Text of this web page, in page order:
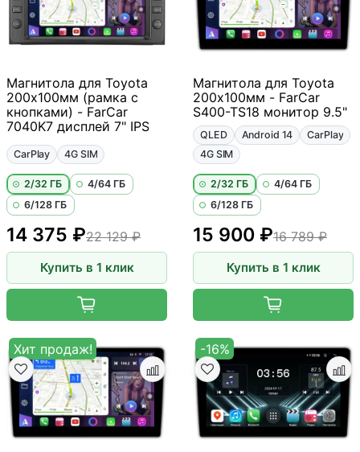
Магнитола для Toyota
200х100мм (рамка с
кнопками) - FarCar
7040K7 дисплей 7" IPS
CarPlay 4G SIM
2/32 ГБ
4/64 ГБ
6/128 ГБ
14 375 ₽22 129 ₽
Купить в 1 клик
Магнитола для Toyota
200х100мм - FarCar
S400-TS18 монитор 9.5"
QLED Android 14
CarPlay
4G SIM
2/32 ГБ
4/64 ГБ
6/128 ГБ
15 900 ₽16 789 ₽
Купить в 1 клик
Хит продаж! -16%